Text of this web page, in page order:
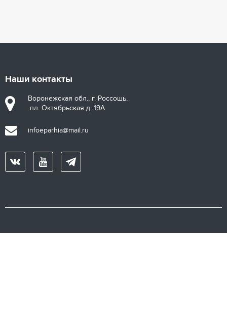
Наши контакты
Воронежская обл., г. Россошь,
пл. Октябрьская д. 19А
infoeparhia@mail.ru